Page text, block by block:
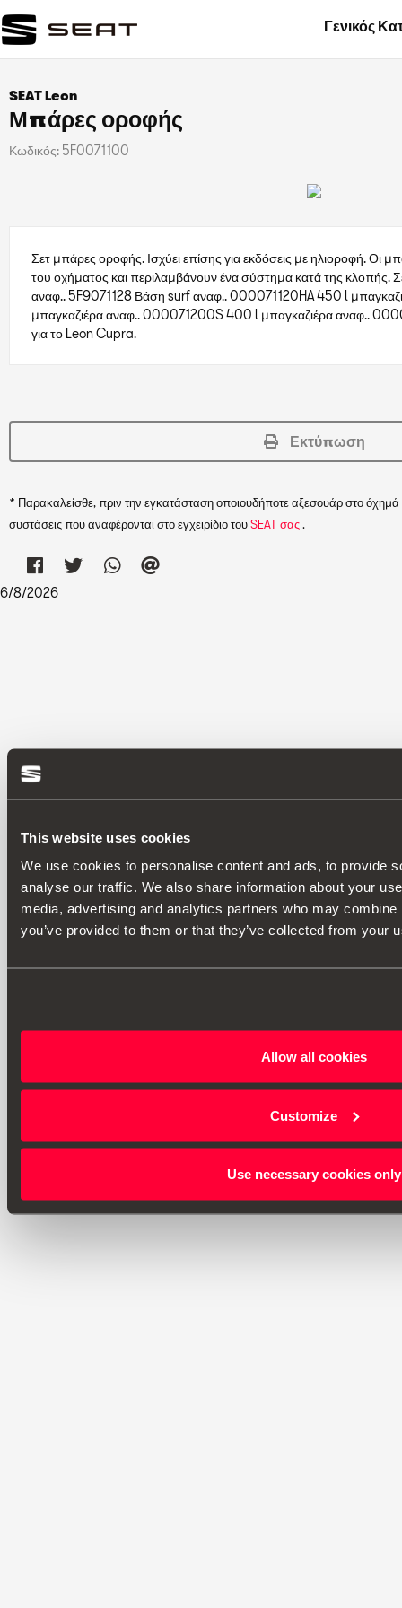
This website uses cookies
We use cookies to personalise content and ads, to provide
analyse our traffic. We also share information about your
media, advertising and analytics partners who may
you’ve provided to them or that they’ve collected from your
Allow all cookies
Customize
Use necessary cookies only
Γενικός
SEAT Leon
Μπάρες οροφής
Κωδικός:5F0071100
Σετ μπάρες οροφής. Ισχύει επίσης για εκδόσεις με ηλιοροφή. Οι
του οχήματος και περιλαμβάνουν ένα σύστημα κατά της
αναφ.. 5F9071128 Βάση surf αναφ.. 000071120HA 450 l
μπαγκαζιέρα αναφ.. 000071200S 400 l μπαγκαζιέρα αναφ..
για το Leon Cupra.
Εκτύπωση
* Παρακαλείσθε, πριν την εγκατάσταση οποιουδήποτε αξεσουάρ στο
συστάσεις που αναφέρονται στο εγχειρίδιο τουSEAT σας.
6/8/2026